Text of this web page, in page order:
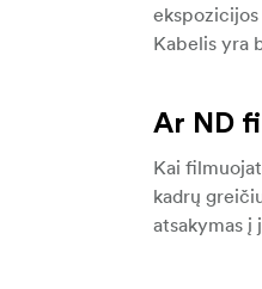
Kabelis yra
Ar ND
Kai
kadrų
atsakymas į